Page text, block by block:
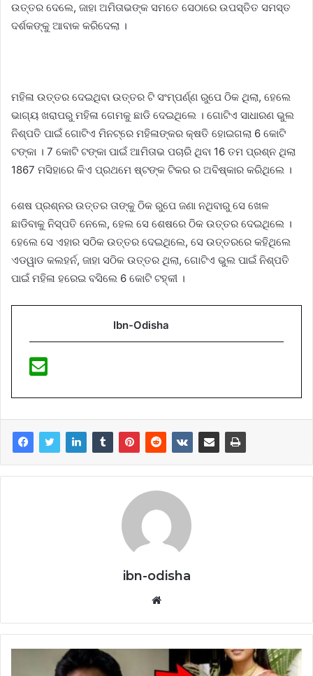
ଉତ୍ତର ଦେଲେ, ଜାହା ଅମିତାଭଙ୍କ ସମତେ ସେଠାରେ ଉପସ୍ତିତ ସମସ୍ତ
ଦର୍ଶକଙ୍କୁ ଆବାକ କରିଦେଲା ।
ମହିଳା ଉତ୍ତର ଦେଇଥିବା ଉତ୍ତର ଟି ସଂମ୍ପର୍ଣ୍ଣ ରୁପେ ଠିକ ଥିଲା, ହେଲେ
ଭାଗ୍ୟ ଖରାପରୁ ମହିଳା ଗେମକୁ ଛାଡି ଦେଇଥିଲେ । ଗୋଟିଏ ସାଧାରଣ ଭୁଲ
ନିଶ୍ପତି ପାଇଁ ଗୋଟିଏ ମିନଟ୍ରେ ମହିଳାଙ୍କର କ୍ଷତି ହୋଇଗଲା 6 କୋଟି
ଟଙ୍କା । 7 କୋଟି ଟଙ୍କା ପାଇଁ ଆମିତାଭ ପଚାରି ଥିବା 16 ତମ ପ୍ରଶ୍ନ ଥିଲା
1867 ମସିହାରେ କିଏ ପ୍ରଥମେ ଷ୍ଟଙ୍କ ଟିକର ର ଅବିଷ୍କାର କରିଥିଲେ ।
ଶେଷ ପ୍ରଶ୍ନର ଉତ୍ତର ତାଙ୍କୁ ଠିକ ରୁପେ ଜଣା ନଥିବାରୁ ସେ ଖେଳ
ଛାଡିବାକୁ ନିସ୍ପତି ନେଲେ, ହେଲ ସେ ଶେଷରେ ଠିକ ଉତ୍ତର ଦେଇଥିଲେ ।
ହେଲେ ସେ ଏହାର ସଠିକ ଉତ୍ତର ଦେଇଥିଲେ, ସେ ଉତ୍ତରରେ କହିଥିଲେ
ଏଡୱାଡ କଲହର୍ନ, ଜାହା ସଠିକ ଉତ୍ତର ଥିଲା, ଗୋଟିଏ ଭୁଲ ପାଇଁ ନିଶ୍ପତି
ପାଇଁ ମହିଳା ହରେଇ ବସିଲେ 6 କୋଟି ଟହ୍କୀ ।
Ibn-Odisha
ibn-odisha
Website